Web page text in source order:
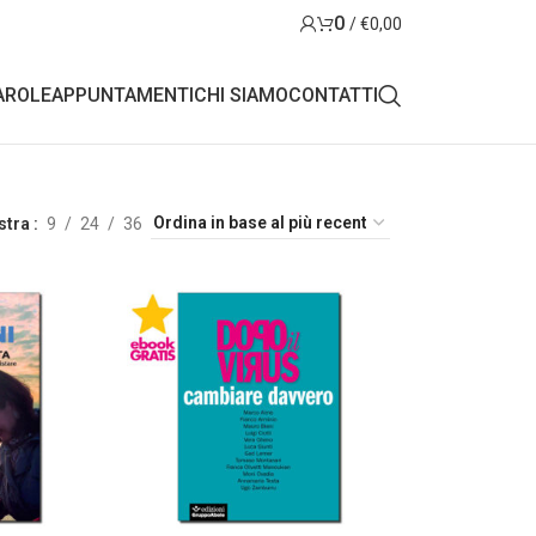
0 /€0,00
APPUNTAMENTICHI SIAMOCONTATTI
9 24 36